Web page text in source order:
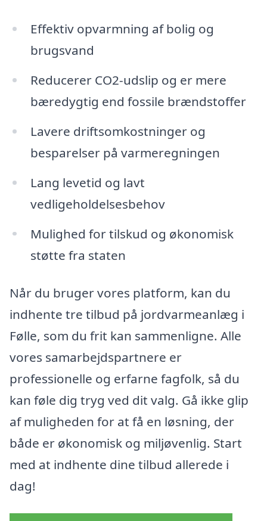
Effektiv opvarmning af bolig og
brugsvand
Reducerer CO2-udslip og er mere
bæredygtig end fossile brændstoffer
Lavere driftsomkostninger og
besparelser på varmeregningen
Lang levetid og lavt
vedligeholdelsesbehov
Mulighed for tilskud og økonomisk
støtte fra staten
Når du bruger vores platform, kan du
indhente tre tilbud på jordvarmeanlæg i
Følle, som du frit kan sammenligne. Alle
vores samarbejdspartnere er
professionelle og erfarne fagfolk, så du
kan føle dig tryg ved dit valg. Gå ikke glip
af muligheden for at få en løsning, der
både er økonomisk og miljøvenlig. Start
med at indhente dine tilbud allerede i
dag!